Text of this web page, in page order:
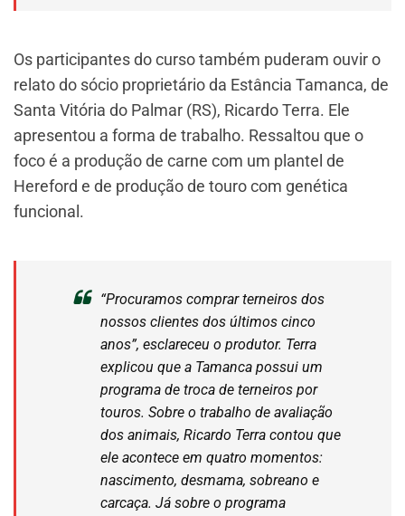
Os participantes do curso também puderam ouvir o
relato do sócio proprietário da Estância Tamanca, de
Santa Vitória do Palmar (RS), Ricardo Terra. Ele
apresentou a forma de trabalho. Ressaltou que o
foco é a produção de carne com um plantel de
Hereford e de produção de touro com genética
funcional.
“Procuramos comprar terneiros dos
nossos clientes dos últimos cinco
anos”, esclareceu o produtor. Terra
explicou que a Tamanca possui um
programa de troca de terneiros por
touros. Sobre o trabalho de avaliação
dos animais, Ricardo Terra contou que
ele acontece em quatro momentos:
nascimento, desmama, sobreano e
carcaça. Já sobre o programa